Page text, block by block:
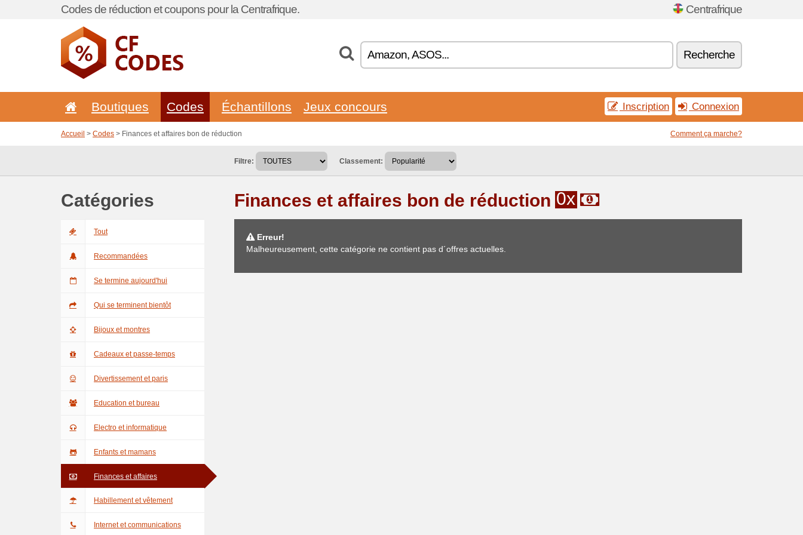
Codes de réduction et coupons pour la Centrafrique. Centrafrique
Recherche
Boutiques Codes Échantillons Jeux concours Inscription Connexion
Accueil > Codes > Finances et affaires bon de réduction Comment ça marche?
Filtre: Classement:
Catégories
Tout
Recommandées
Se termine aujourd'hui
Qui se terminent bientôt
Bijoux et montres
Cadeaux et passe-temps
Divertissement et paris
Education et bureau
Electro et informatique
Enfants et mamans
Finances et affaires
Habillement et vêtement
Internet et communications
Finances et affaires bon de réduction 0x
Erreur!
Malheureusement, cette catégorie ne contient pas d´offres actuelles.